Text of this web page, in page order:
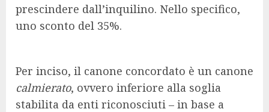
prescindere dall’inquilino. Nello specifico,
uno sconto del 35%.
Per inciso, il canone concordato è un canone
calmierato, ovvero inferiore alla soglia
stabilita da enti riconosciuti – in base a